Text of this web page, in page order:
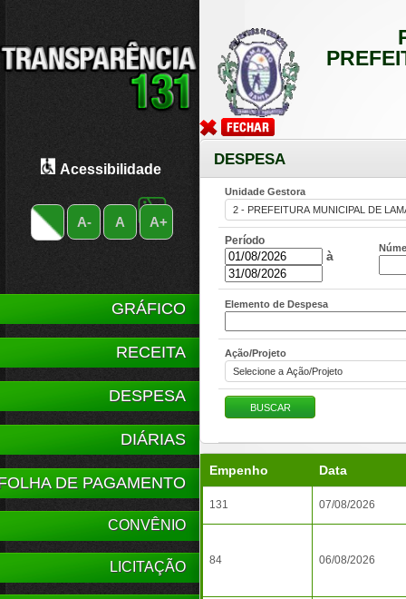
Acessibilidade
A- A A+
GRÁFICO
RECEITA
DESPESA
DIÁRIAS
DE PAGAMENTO
CONVÊNIO
LICITAÇÃO
DESPESA
Unidade Gestora
Período
à
Elemento de Despesa
Ação/Projeto
Empenho Data
131 07/08/2026
84 06/08/2026